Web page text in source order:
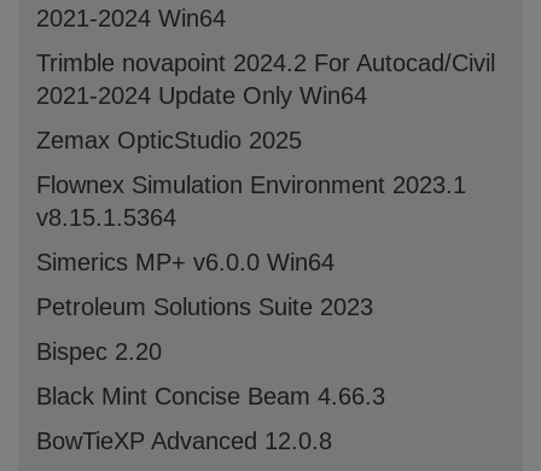
2021-2024 Win64
Trimble novapoint 2024.2 For Autocad/Civil
2021-2024 Update Only Win64
Zemax OpticStudio 2025
Flownex Simulation Environment 2023.1
v8.15.1.5364
Simerics MP+ v6.0.0 Win64
Petroleum Solutions Suite 2023
Bispec 2.20
Black Mint Concise Beam 4.66.3
BowTieXP Advanced 12.0.8